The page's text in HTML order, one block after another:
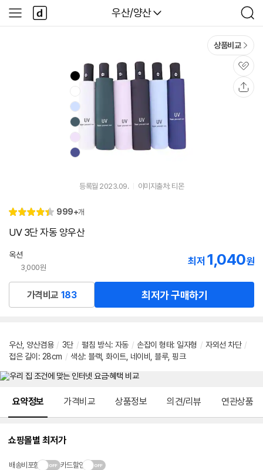
다나와
우산/양산
검
색
사
이
다
나
와
상품비교
관
심
등록월 2023.09. 이미지출처: 티몬
별
4.
리
999+개
UV 3단 자동 양우산
옥션
3,000원
최저 1,040원
가격비교 183 최저가 구매하기
우산, 양산겸용 / 3단 / 펼침 방식: 자동 / 손잡이 형태: 일자형 / 자외선 차단 /
접은 길이: 28cm / 색상: 블랙, 화이트, 네이비, 블루, 핑크
요약정보 가격비교 상품정보 의견/리뷰 연관상품
쇼핑몰별 최저가
배송비포함 카드할인